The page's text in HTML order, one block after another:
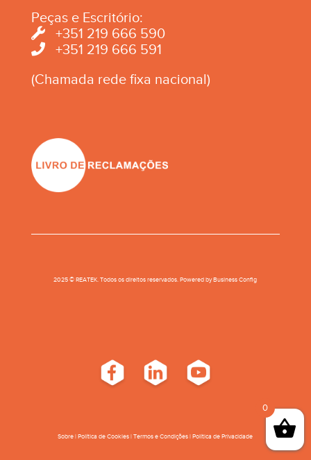
Peças e Escritório:
+351 219 666 590
+351 219 666 591
(Chamada rede fixa nacional)
2025 © REATEK. Todos os direitos reservados. Powered byBusiness Conﬁg
Sobre |Política de Cookies |Termos e Condições |Política de Privacidade
0